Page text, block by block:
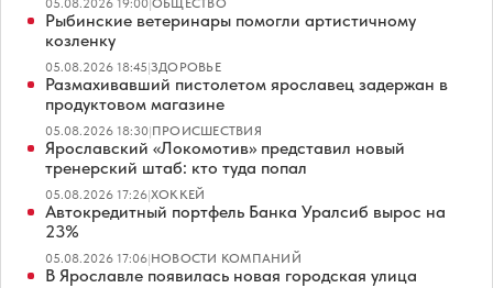
05.08.2026 19:00|ОБЩЕСТВО
Рыбинские ветеринары помогли артистичному
козленку
05.08.2026 18:45|ЗДОРОВЬЕ
Размахивавший пистолетом ярославец задержан в
продуктовом магазине
05.08.2026 18:30|ПРОИСШЕСТВИЯ
Ярославский «Локомотив» представил новый
тренерский штаб: кто туда попал
05.08.2026 17:26|ХОККЕЙ
Автокредитный портфель Банка Уралсиб вырос на
23%
05.08.2026 17:06|НОВОСТИ КОМПАНИЙ
В Ярославле появилась новая городская улица